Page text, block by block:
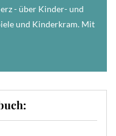
- über Kinder- und
und Kinderkram. Mit